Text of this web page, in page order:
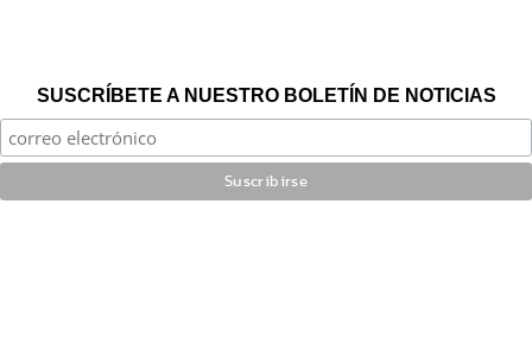
SUSCRÍBETE A NUESTRO BOLETÍN DE NOTICIAS